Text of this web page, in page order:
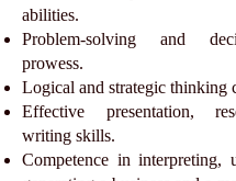
abilities.
Problem-solving and
prowess.
Logical and strategic thinking
Effective presentation,
writing skills.
Competence in interpreting,